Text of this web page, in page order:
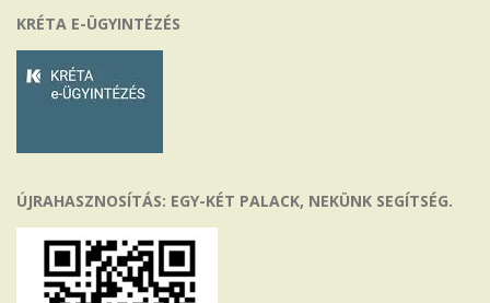
KRÉTA E-ÜGYINTÉZÉS
ÚJRAHASZNOSÍTÁS: EGY-KÉT PALACK, NEKÜNK SEGÍTSÉG.